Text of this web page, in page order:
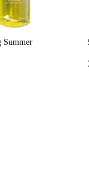
Summer